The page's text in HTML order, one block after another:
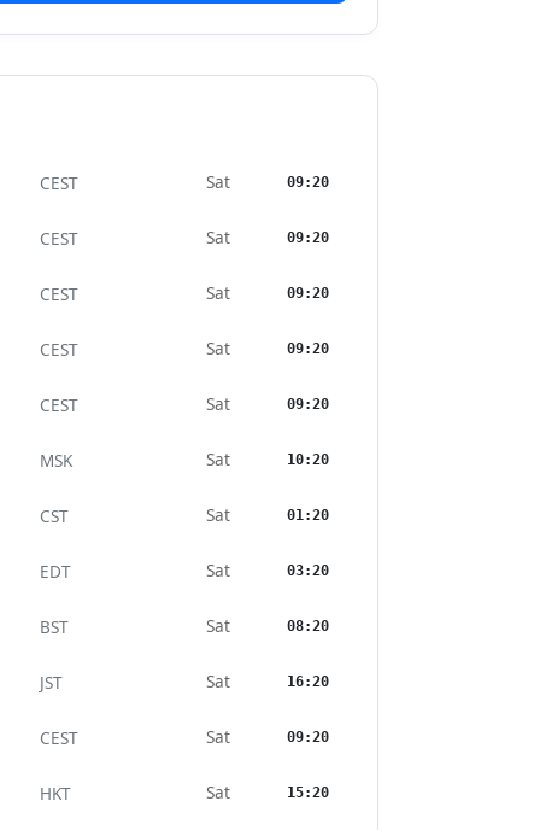
CEST Sat 09:20
CEST Sat 09:20
CEST Sat 09:20
CEST Sat 09:20
CEST Sat 09:20
MSK Sat 10:20
CST Sat 01:20
EDT Sat 03:20
BST Sat 08:20
JST Sat 16:20
CEST Sat 09:20
HKT Sat 15:20